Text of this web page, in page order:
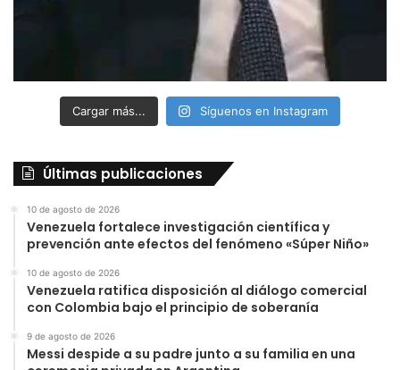
Cargar más... Síguenos en Instagram
Últimas publicaciones
10 de agosto de 2026
Venezuela fortalece investigación científica y
prevención ante efectos del fenómeno «Súper Niño»
10 de agosto de 2026
Venezuela ratifica disposición al diálogo comercial
con Colombia bajo el principio de soberanía
9 de agosto de 2026
Messi despide a su padre junto a su familia en una